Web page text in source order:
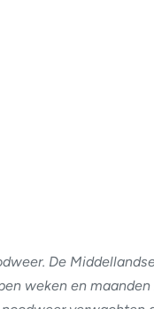
De
weken en